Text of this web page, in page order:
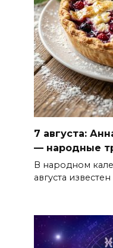
7 августа:
— народные
В народном
августа известен